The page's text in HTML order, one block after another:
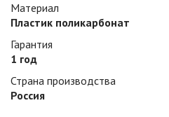
Материал
Плаcтик поликарбонат
Гарантия
1 год
Страна производства
Россия